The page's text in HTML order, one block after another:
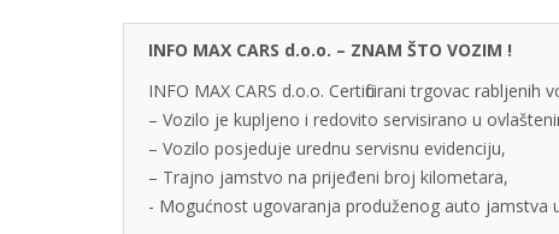
INFO MAX CARS d.o.o. – ZNAM ŠTO VOZIM !
INFO MAX CARS d.o.o. Certificirani trgovac rabljenih
– Vozilo je kupljeno i redovito servisirano u
– Vozilo posjeduje urednu servisnu evidenciju,
– Trajno jamstvo na prijeđeni broj kilometara,
- Mogućnost ugovaranja produženog auto jamstva